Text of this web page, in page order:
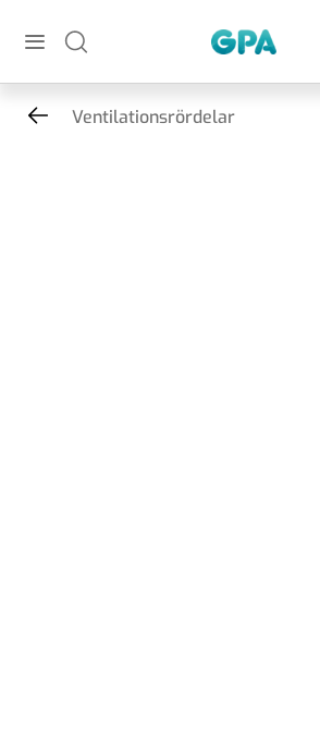
Ventilationsrördelar